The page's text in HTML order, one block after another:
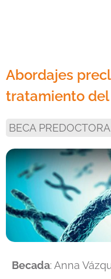
Abordajes
tratamiento del
BECA
Becada: Anna